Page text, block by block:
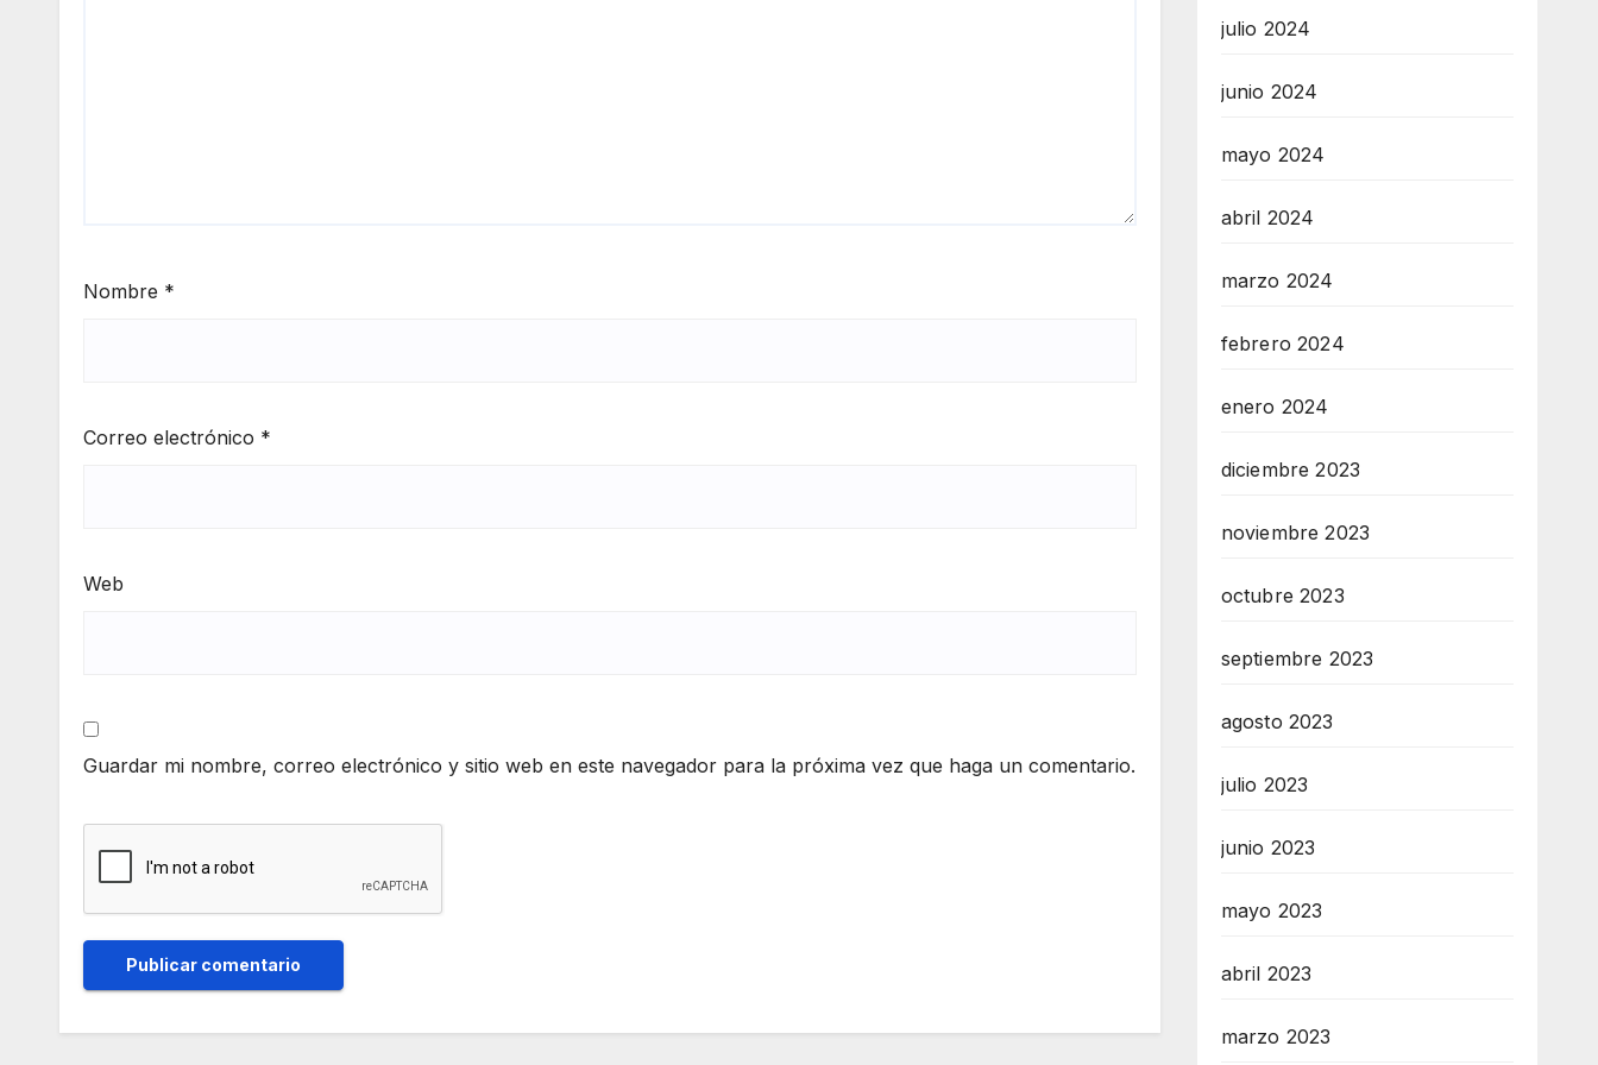
Nombre *
Correo electrónico *
Web
Guardar mi nombre, correo electrónico y sitio web en este navegador para la próxima vez que haga un comentario.
julio 2024
junio 2024
mayo 2024
abril 2024
marzo 2024
febrero 2024
enero 2024
diciembre 2023
noviembre 2023
octubre 2023
septiembre 2023
agosto 2023
julio 2023
junio 2023
mayo 2023
abril 2023
marzo 2023